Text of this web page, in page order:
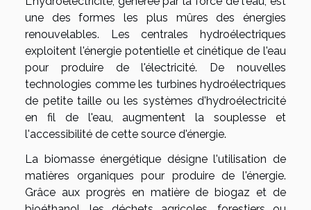
une des formes les plus mûres des énergies
renouvelables. Les centrales hydroélectriques
exploitent l'énergie potentielle et cinétique de l'eau
pour produire de l'électricité. De nouvelles
technologies comme les turbines hydroélectriques
de petite taille ou les systèmes d'hydroélectricité
en fil de l'eau, augmentent la souplesse et
l'accessibilité de cette source d'énergie.
La biomasse énergétique désigne l'utilisation de
matières organiques pour produire de l'énergie.
Grâce aux progrès en matière de biogaz et de